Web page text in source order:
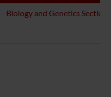
Biology and Genetics Section